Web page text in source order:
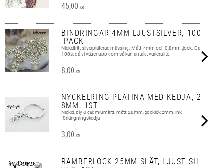
45,00 KR
BINDRINGAR 4MM LJUSTSILVER, 100
-PACK
Nickelfritt silverpläterad mässing. Mått: 4mm och 0,8mm tjock. Ca
100st då vi väger upp dom så kan antalet variera lite.
8,00 KR
NYCKELRING PLATINA MED KEDJA, 2
8MM, 1ST
Nickel, bly & cadmiumfritt, mått: 28mm, tjocklek 2mm, inkl
förlängningskedja
3,00 KR
RAMBERLOCK 25MM SLÄT, LJUST SIL